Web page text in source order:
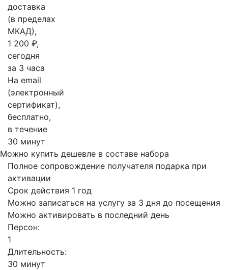
доставка
(в пределах
МКАД),
1 200 ₽,
сегодня
за 3 часа
На email
(электронный
сертификат),
бесплатно,
в течение
30 минут
Можно купить дешевле в составе набора
Полное сопровождение получателя подарка при
активации
Срок действия 1 год
Можно записаться на услугу за 3 дня до посещения
Можно активировать в последний день
Персон:
1
Длительность:
30 минут